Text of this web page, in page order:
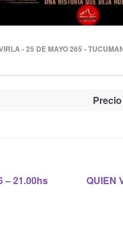
- 25 DE MAYO 265 -
Precio
– 21.00hs QUIEN